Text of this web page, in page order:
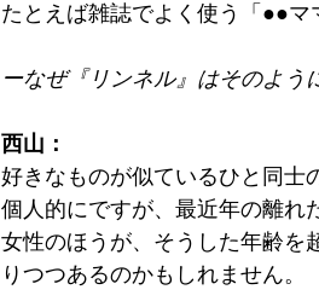
たとえば雑誌でよく使う「●●マ
ーなぜ『リンネル』はそのよう
西山：
好きなものが似ているひと同士
個人的にですが、最近年の離れ
女性のほうが、そうした年齢を
りつつあるのかもしれません。